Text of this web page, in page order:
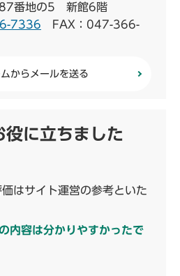
番地の5 新館6階
7336 FAX：047-366-
からメールを送る
役に立ちました
はサイト運営の参考といた
内容は分かりやすかったで